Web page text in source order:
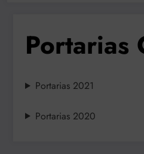
Portarias
Portarias 2021
Portarias 2020